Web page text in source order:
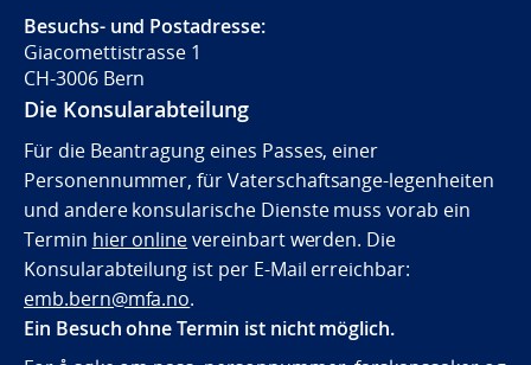
Besuchs- und Postadresse:
Giacomettistrasse 1
CH-3006 Bern
Die Konsularabteilung
Für die Beantragung eines Passes, einer
Personennummer, für Vaterschaftsange-legenheiten
und andere konsularische Dienste muss vorab ein
Termin hier onlinevereinbart werden. Die
Konsularabteilung ist per E-Mail erreichbar:
emb.bern@mfa.no.
Ein Besuch ohne Termin ist nicht möglich.